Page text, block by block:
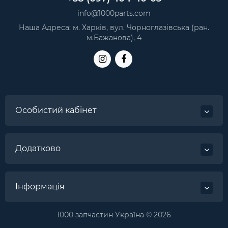
Meizu M5C (M710H) роз`єм зарядки micro-USB для
телефона— 10 грн.
info@1000parts.com
Наша Адреса: м. Харків, вул. Чорноглазівська (ран.
м.Бажанова), 4
Особистий кабінет
Додатково
Інформація
1000 запчастин Україна © 2026